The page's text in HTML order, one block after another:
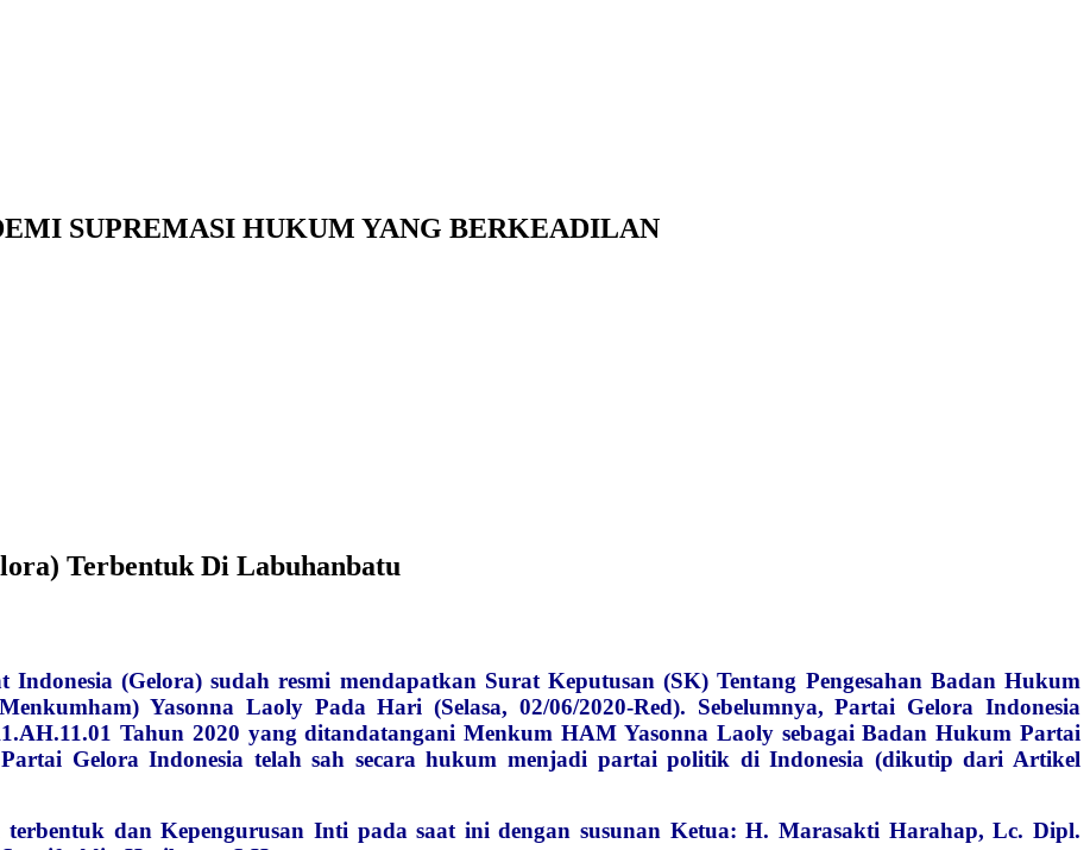
SUPREMASI HUKUM YANG BERKEADILAN
Terbentuk Di Labuhanbatu
(Gelora) sudah resmi mendapatkan Surat Keputusan (SK) Tentang Pengesahan Badan Hukum
Yasonna Laoly Pada Hari (Selasa, 02/06/2020-Red). Sebelumnya, Partai Gelora Indonesia
Tahun 2020 yang ditandatangani Menkum HAM Yasonna Laoly sebagai Badan Hukum Partai
Gelora Indonesia telah sah secara hukum menjadi partai politik di Indonesia (dikutip dari Artikel
dan Kepengurusan Inti pada saat ini dengan susunan Ketua: H. Marasakti Harahap, Lc. Dipl.